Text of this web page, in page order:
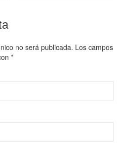
no será publicada. Los campos
*